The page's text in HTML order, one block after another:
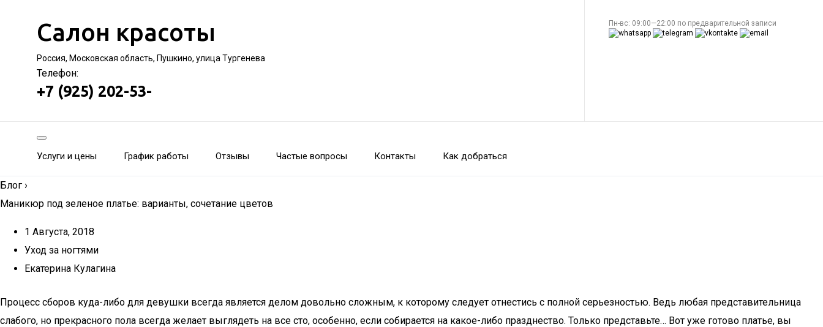
Салон красоты
Россия, Московская область, Пушкино, улица Тургенева
Телефон:
+7 (925) 202-53-
Пн-вс: 09:00—22:00 по предварительной записи
Услуги и цены График работы Отзывы Частые вопросы Контакты Как добраться
Блог ›
Маникюр под зеленое платье: варианты, сочетание цветов
1 Августа, 2018
Уход за ногтями
Екатерина Кулагина
Процесс сборов куда-либо для девушки всегда является делом довольно сложным, к которому следует отнестись с полной серьезностью. Ведь любая представительница
слабого, но прекрасного пола всегда желает выглядеть на все сто, особенно, если собирается на какое-либо празднество. Только представьте… Вот уже готово платье, вы